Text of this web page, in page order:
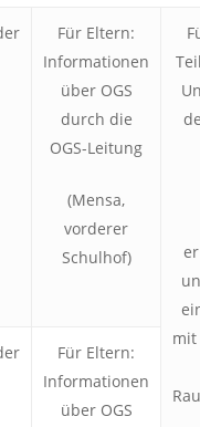
Für Eltern:
Informationen
über OGS
durch die
OGS-Leitung
(Mensa,
vorderer
Schulhof)
mit
Für Eltern:
Informationen
über OGS